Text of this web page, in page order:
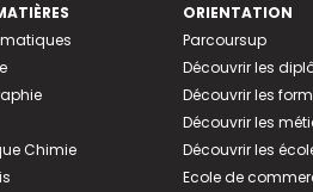
Chimie
ORIENTATION
Parcoursup
Découvrir les
Découvrir les
Découvrir les
Découvrir les
Ecole de